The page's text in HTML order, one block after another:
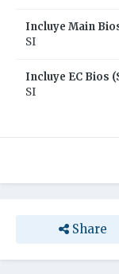
Incluye Main
SI
Incluye EC Bios
SI
Share